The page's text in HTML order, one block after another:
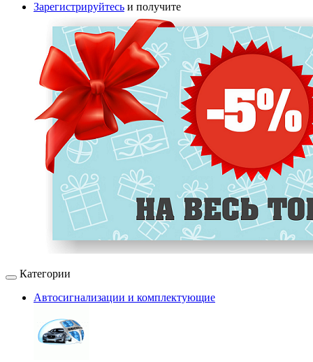
Зарегистрируйтесь и получите
Категории
Автосигнализации и комплектующие